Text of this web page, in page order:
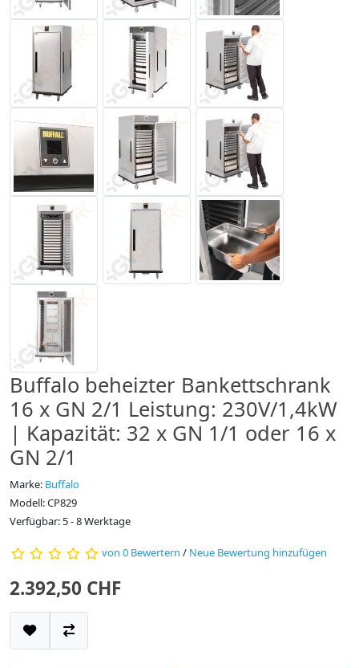
Buffalo beheizter Bankettschrank
16 x GN 2/1 Leistung: 230V/1,4kW
| Kapazität: 32 x GN 1/1 oder 16 x
GN 2/1
Marke: Buffalo
Modell: CP829
Verfügbar: 5 - 8 Werktage
von 0 Bewertern / Neue Bewertung hinzufügen
2.392,50 CHF